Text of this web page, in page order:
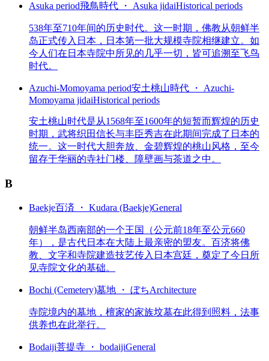
Asuka period飛鳥時代 ・ Asuka jidaiHistorical periods
538年至710年间的历史时代。这一时期，佛教从朝鲜半
岛正式传入日本，日本第一批大规模寺院相继建立。如
今人们在日本寺院中所见的几乎一切，皆可追溯至飞鸟
时代。
Azuchi-Momoyama period安土桃山時代 ・ Azuchi-
Momoyama jidaiHistorical periods
安土桃山时代是从1568年至1600年的短暂而辉煌的历史
时期，武将织田信长与丰臣秀吉在此期间完成了日本的
统一。这一时代大胆奔放、金碧辉煌的桃山风格，至今
留存于华丽的寺社门楼、障壁画与茶道之中。
B
Baekje百済 ・ Kudara (Baekje)General
朝鲜半岛西南部的一个王国（公元前18年至公元660
年），是古代日本在大陆上最亲密的盟友。百济将佛
教、文字和寺院建造技艺传入日本宫廷，奠定了今日所
见寺院文化的基础。
Bochi (Cemetery)墓地 ・ ぼちArchitecture
寺院境内的墓地，檀家的家族坟墓在此得到照料，法事
供养也在此举行。
Bodaiji菩提寺 ・ bodaijiGeneral